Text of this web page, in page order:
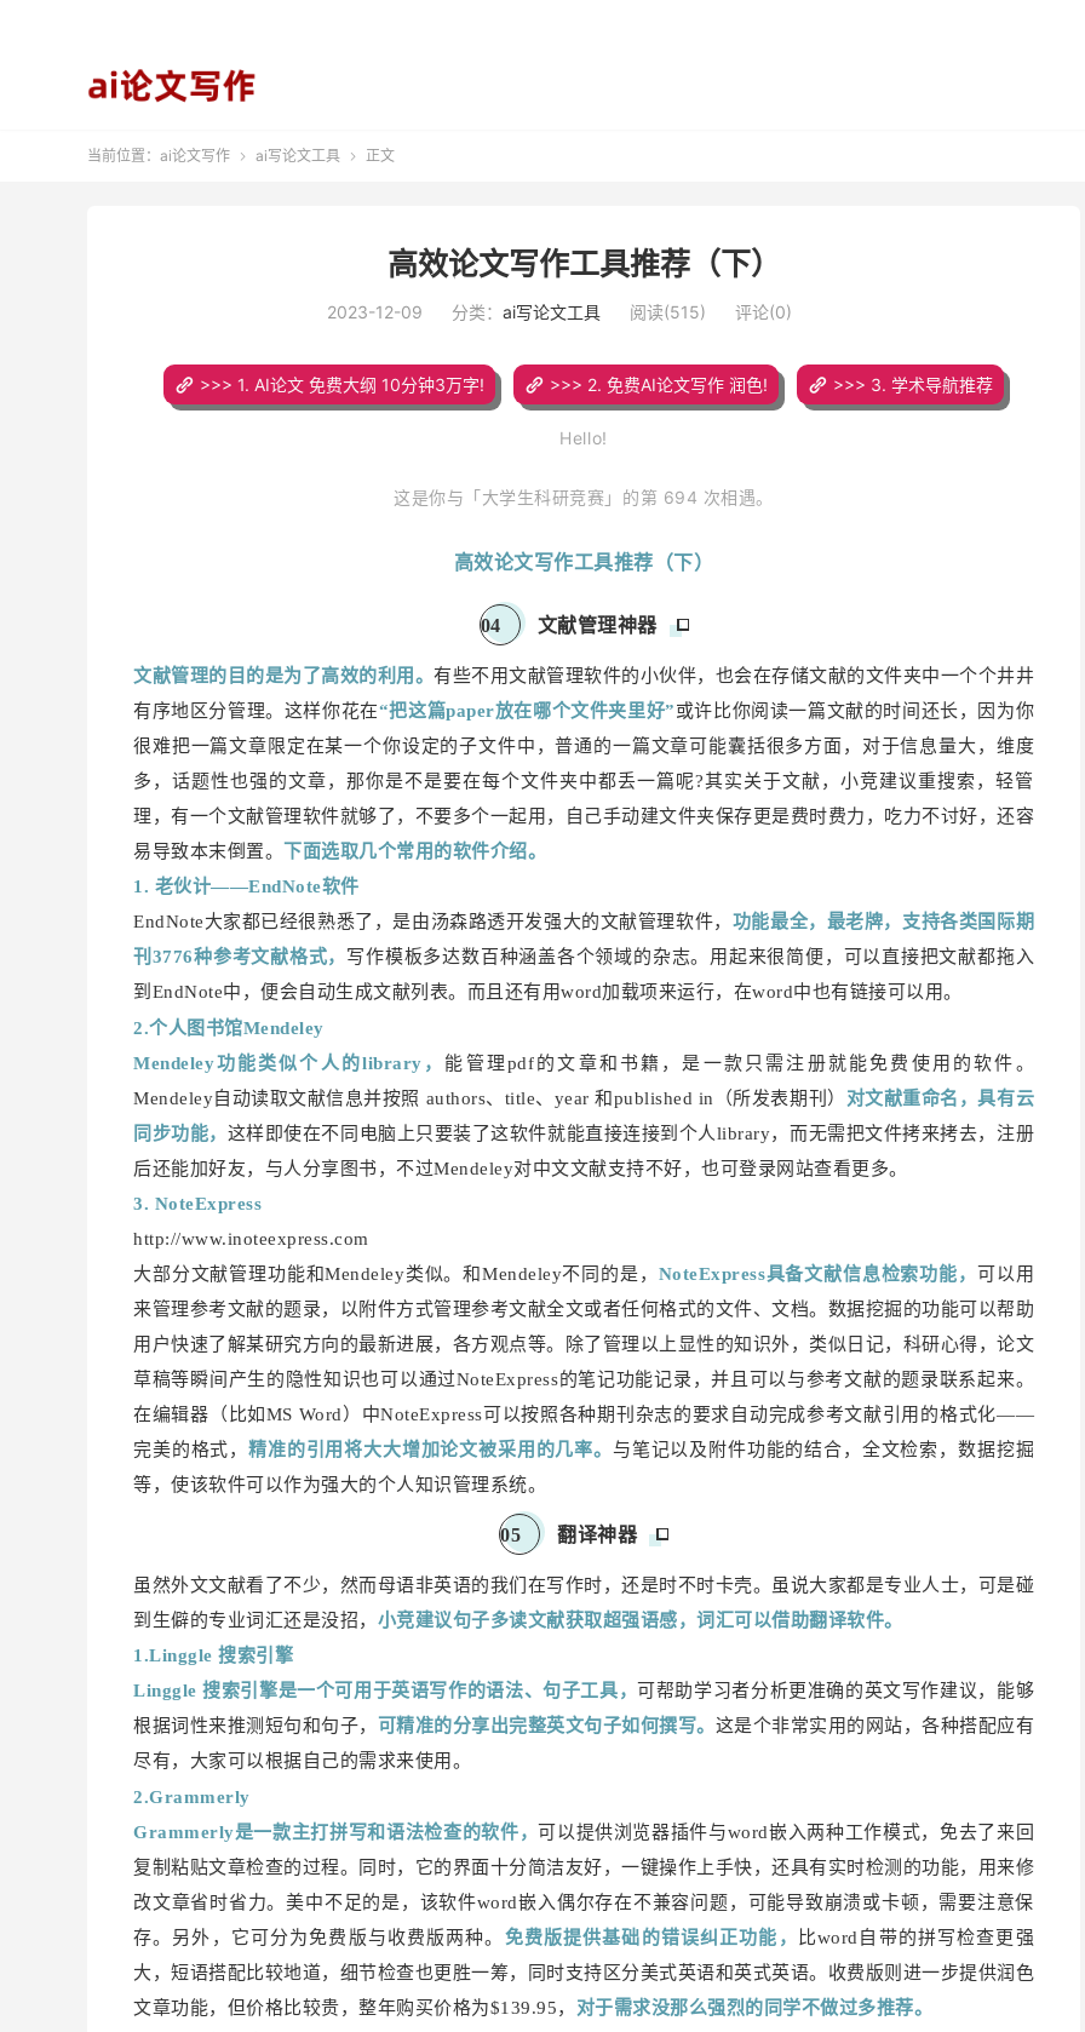
当前位置： ai论文写作  ai写论文工具  正文
高效论文写作工具推荐（下）
2023-12-09 分类： ai写论文工具 阅读(515) 评论(0)
>>> 1. AI论文 免费大纲 10分钟3万字! >>> 2. 免费AI论文写作 润色! >>> 3. 学术导航推荐
Hello!
这是你与「大学生科研竞赛」的第 694 次相遇。
高效论文写作工具推荐（下）
04 文献管理神器
文献管理的目的是为了高效的利用。 有些不用文献管理软件的小伙伴，也会在存储文献的文件夹中一个个井井
有序地区分管理。这样你花在“把这篇paper放在哪个文件夹里好”或许比你阅读一篇文献的时间还长，因为你
很难把一篇文章限定在某一个你设定的子文件中，普通的一篇文章可能囊括很多方面，对于信息量大，维度
多，话题性也强的文章，那你是不是要在每个文件夹中都丢一篇呢?其实关于文献，小竞建议重搜索，轻管
理，有一个文献管理软件就够了，不要多个一起用，自己手动建文件夹保存更是费时费力，吃力不讨好，还容
易导致本末倒置。
下面选取几个常用的软件介绍。
1. 老伙计——EndNote软件
EndNote大家都已经很熟悉了，是由汤森路透开发强大的文献管理软件， 功能最全，最老牌，支持各类国际期
刊3776种参考文献格式， 写作模板多达数百种涵盖各个领域的杂志。用起来很简便，可以直接把文献都拖入
到EndNote中，便会自动生成文献列表。而且还有用word加载项来运行，在word中也有链接可以用。
2.个人图书馆Mendeley
Mendeley功能类似个人的library， 能管理pdf的文章和书籍，是一款只需注册就能免费使用的软件。
Mendeley自动读取文献信息并按照 authors、title、year 和published in（所发表期刊） 对文献重命名，具有云
同步功能， 这样即使在不同电脑上只要装了这软件就能直接连接到个人library，而无需把文件拷来拷去，注册
后还能加好友，与人分享图书，不过Mendeley对中文文献支持不好，也可登录网站查看更多。
3. NoteExpress
http://www.inoteexpress.com
大部分文献管理功能和Mendeley类似。和Mendeley不同的是， NoteExpress具备文献信息检索功能， 可以用
来管理参考文献的题录，以附件方式管理参考文献全文或者任何格式的文件、文档。数据挖掘的功能可以帮助
用户快速了解某研究方向的最新进展，各方观点等。除了管理以上显性的知识外，类似日记，科研心得，论文
草稿等瞬间产生的隐性知识也可以通过NoteExpress的笔记功能记录，并且可以与参考文献的题录联系起来。
在编辑器（比如MS Word）中NoteExpress可以按照各种期刊杂志的要求自动完成参考文献引用的格式化——
完美的格式，精准的引用将大大增加论文被采用的几率。 与笔记以及附件功能的结合，全文检索，数据挖掘
等，使该软件可以作为强大的个人知识管理系统。
05 翻译神器
虽然外文文献看了不少，然而母语非英语的我们在写作时，还是时不时卡壳。虽说大家都是专业人士，可是碰
到生僻的专业词汇还是没招， 小竞建议句子多读文献获取超强语感， 词汇可以借助翻译软件。
1.Linggle 搜索引擎
Linggle 搜索引擎是一个可用于英语写作的语法、句子工具， 可帮助学习者分析更准确的英文写作建议，能够
根据词性来推测短句和句子，
可精准的分享出完整英文句子如何撰写。 这是个非常实用的网站，各种搭配应有
尽有，大家可以根据自己的需求来使用。
2.Grammerly
Grammerly是一款主打拼写和语法检查的软件， 可以提供浏览器插件与word嵌入两种工作模式，免去了来回
复制粘贴文章检查的过程。同时，它的界面十分简洁友好，一键操作上手快，还具有实时检测的功能，用来修
改文章省时省力。美中不足的是，该软件word嵌入偶尔存在不兼容问题，可能导致崩溃或卡顿，需要注意保
存。另外，它可分为免费版与收费版两种。 免费版提供基础的错误纠正功能，
比word自带的拼写检查更强
大，短语搭配比较地道，细节检查也更胜一筹，同时支持区分美式英语和英式英语。收费版则进一步提供润色
文章功能，但价格比较贵，整年购买价格为$139.95， 对于需求没那么强烈的同学不做过多推荐。